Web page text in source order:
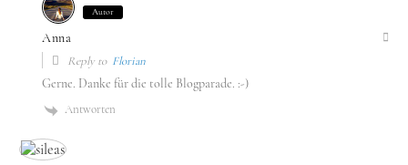
Autor
Anna
Reply to Florian
Gerne. Danke für die tolle Blogparade. :-)
Antworten